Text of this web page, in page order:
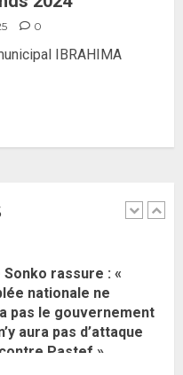
0
IBRAHIMA
de mission de 30
Pastef »
du nouveau
: PASTEF pose
rouges et met en
responsables
0